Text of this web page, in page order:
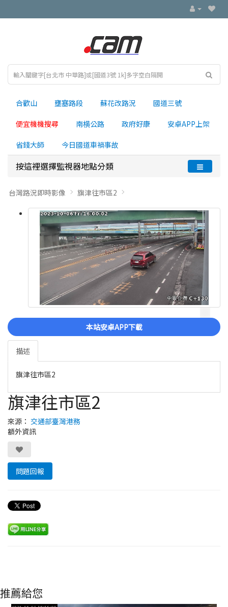
合歡山 壅塞路段 蘇花改路況 國道三號
便宜機機搜尋 南横公路 政府好康 安卓APP上架
省錢大師 今日國道車禍事故
按這裡選擇監視器地點分類
台灣路況即時影像 旗津往市區2
本站安卓APP下載
描述
旗津往市區2
旗津往市區2
來源： 交通部臺灣港務
額外資訊
問題回報
推薦給您